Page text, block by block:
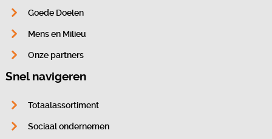
Goede Doelen
Mens en Milieu
Onze partners
Snel navigeren
Totaalassortiment
Sociaal ondernemen